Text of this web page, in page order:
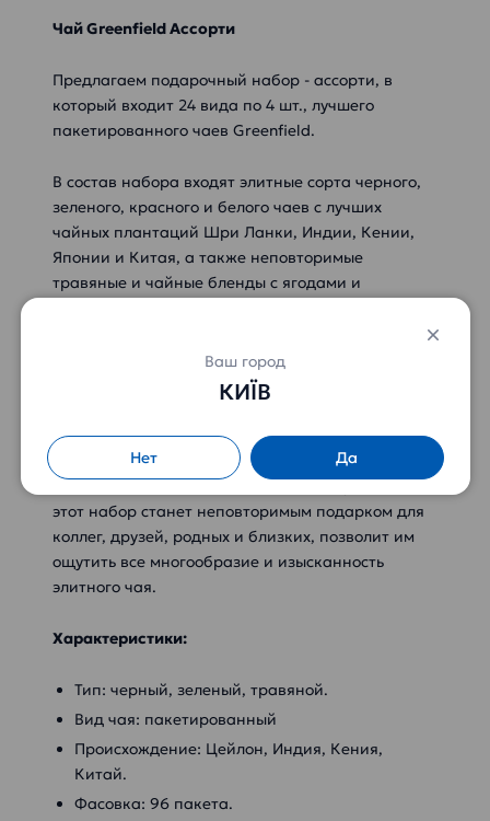
Чай Greenfield Ассорти
Предлагаем подарочный набор - ассорти, в
который входит 24 вида по 4 шт., лучшего
пакетированного чаев Greenfield.
В состав набора входят элитные сорта черного,
зеленого, красного и белого чаев с лучших
чайных плантаций Шри Ланки, Индии, Кении,
Японии и Китая, а также неповторимые
травяные и чайные бленды с ягодами и
Среди всего разнообразия сортов,
представленных в этом наборе, каждый сможет
придется по душе.
А благодаря красочной, подарочной упаковке,
этот набор станет неповторимым подарком для
коллег, друзей, родных и близких, позволит им
ощутить все многообразие и изысканность
элитного чая.
Характеристики:
Тип: черный, зеленый, травяной.
Вид чая: пакетированный
Происхождение: Цейлон, Индия, Кения,
Китай.
Фасовка: 96 пакета.
Ваш город
КИЇВ
Нет Да